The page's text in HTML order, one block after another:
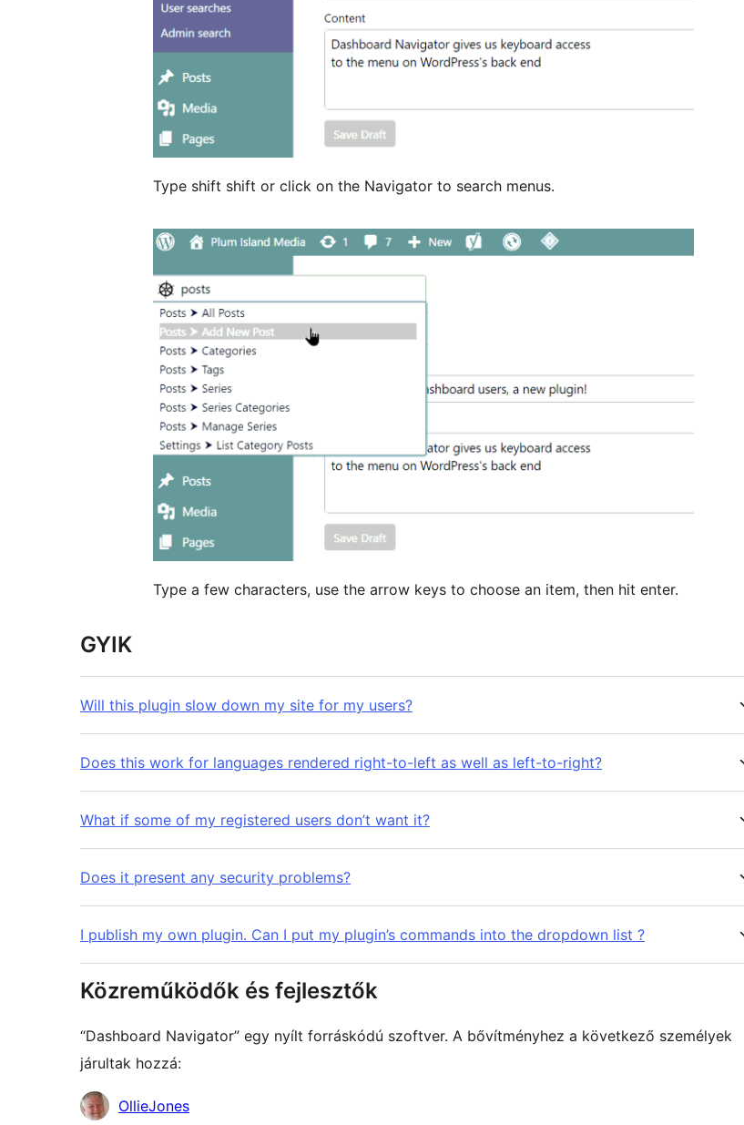
Type shift shift or click on the Navigator to search menus.
Type a few characters, use the arrow keys to choose an item, then hit enter.
GYIK
Will this plugin slow down my site for my users?
Does this work for languages rendered right-to-left as well as left-to-right?
What if some of my registered users don’t want it?
Does it present any security problems?
I publish my own plugin. Can I put my plugin’s commands into the dropdown list ?
Közreműködők és fejlesztők
“Dashboard Navigator” egy nyílt forráskódú szoftver. A bővítményhez a következő személyek
járultak hozzá:
Közreműködők
OllieJones